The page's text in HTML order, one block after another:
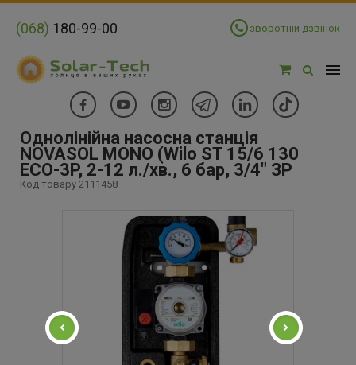
(068) 180-99-00 зворотній дзвінок
Однолінійна насосна станція
NOVASOL MONO (Wilo ST 15/6 130
ECO-3P, 2-12 л./хв., 6 бар, 3/4" ЗР
Код товару 2111458